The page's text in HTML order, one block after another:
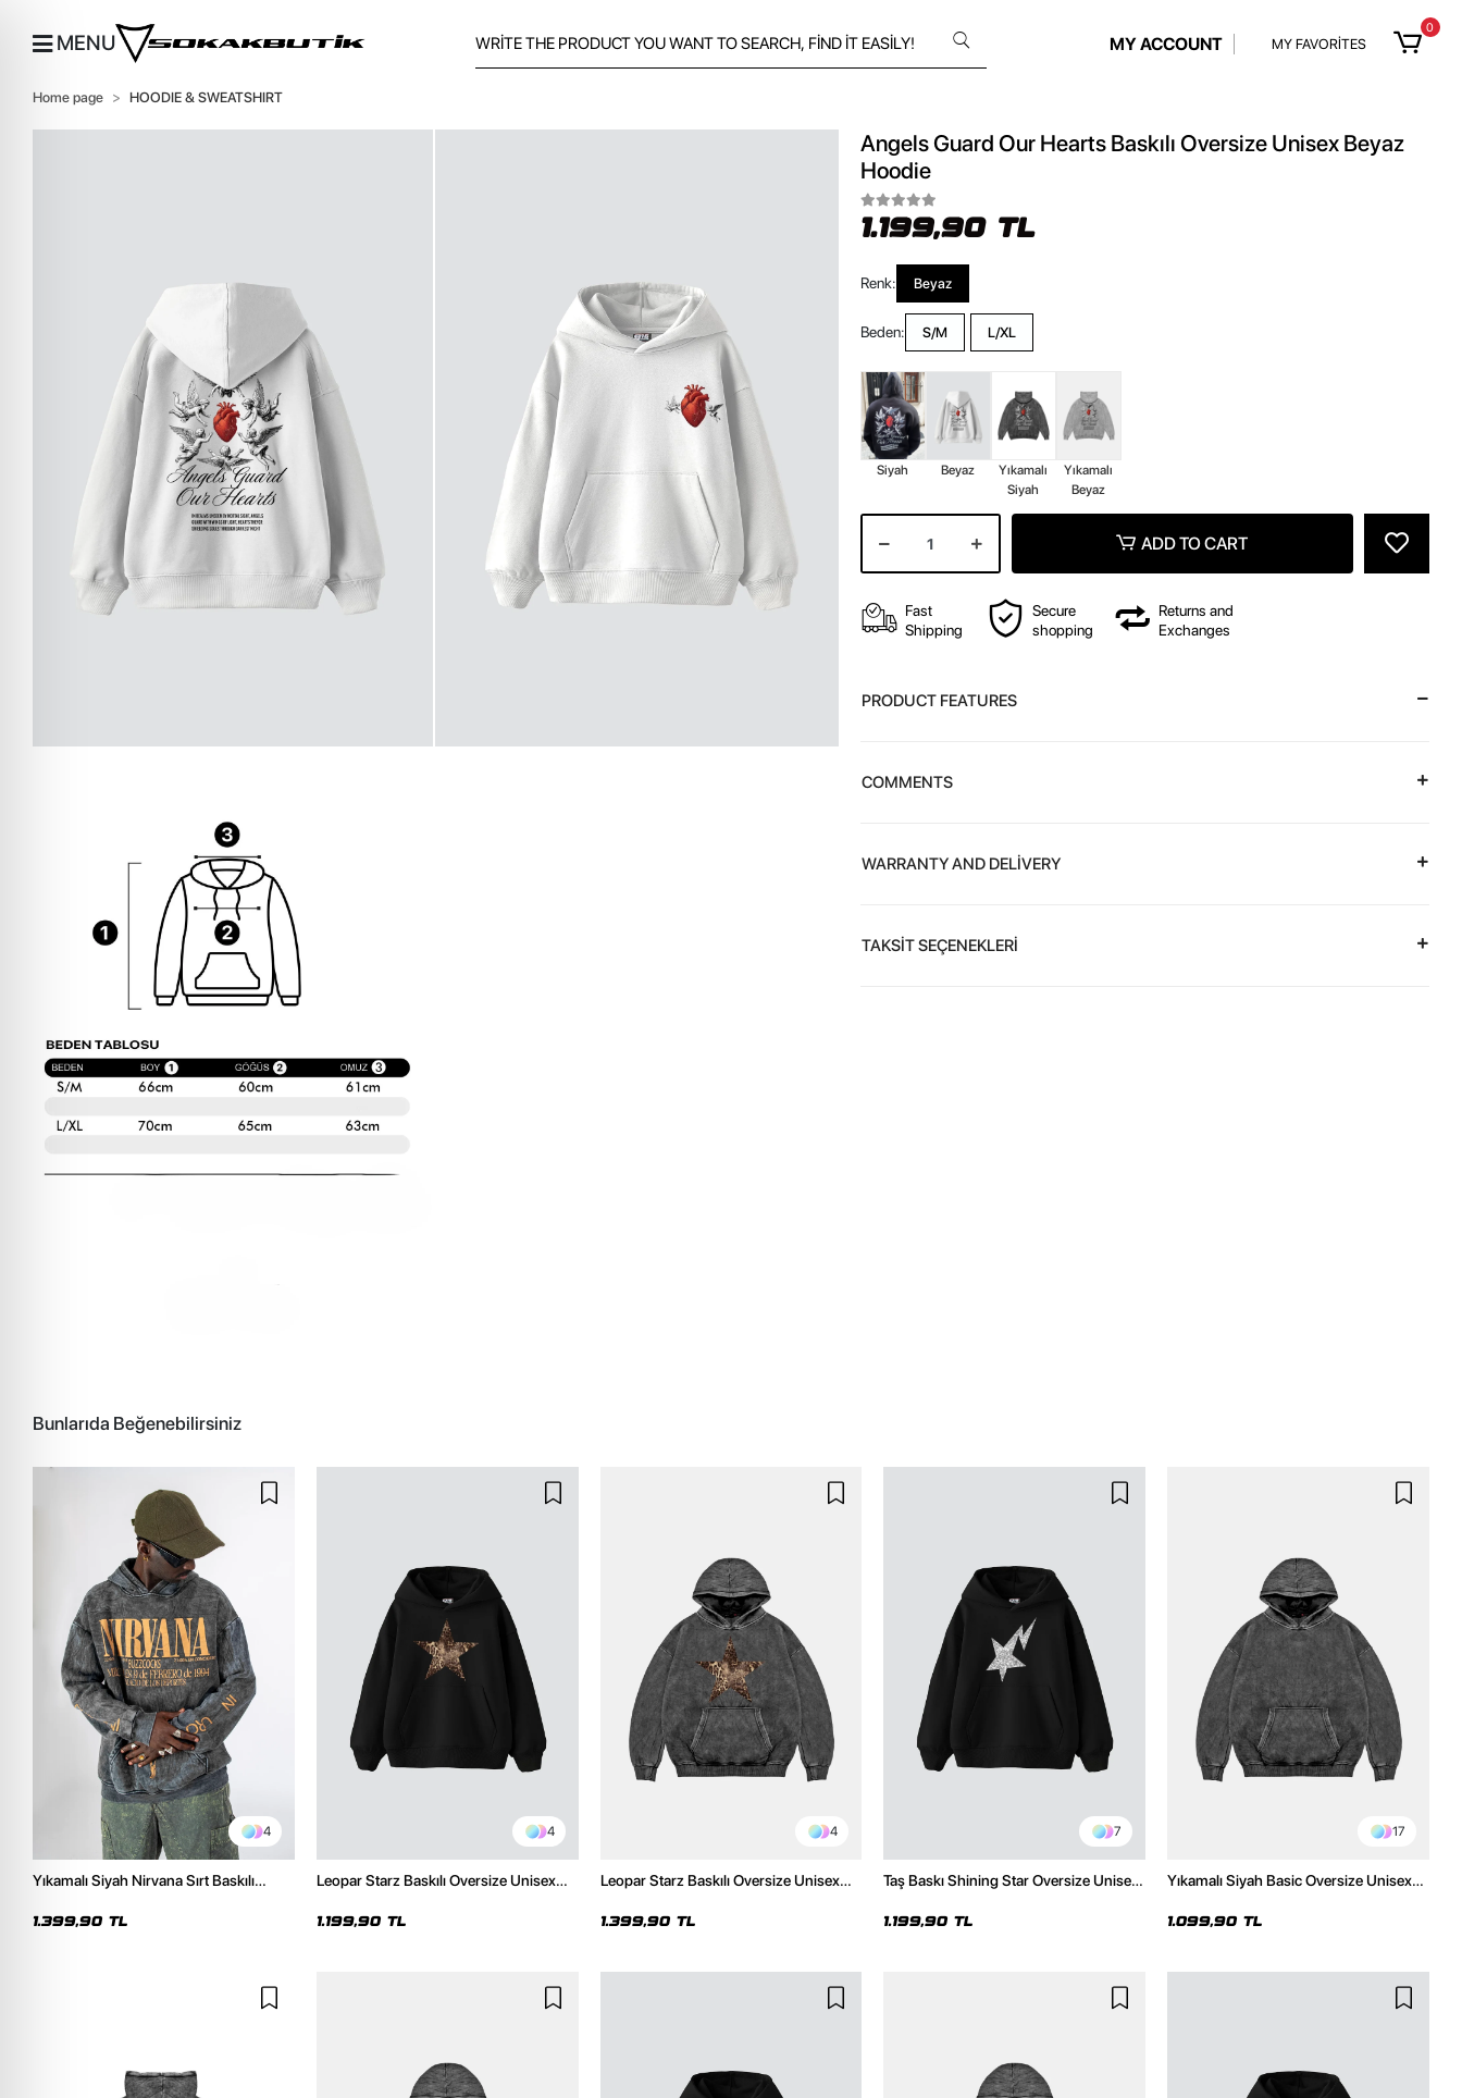
MENU MY ACCOUNT MY FAVORİTES
0
Home page HOODIE & SWEATSHIRT
Angels Guard Our Hearts Baskılı Oversize Unisex Beyaz
Hoodie
1.199,90 TL
Renk: Beyaz
Beden: S/M L/XL
Siyah Beyaz
Yıkamalı
Siyah
Yıkamalı
Beyaz
ADD TO CART
Fast
Shipping
Secure
shopping
Returns and
Exchanges
PRODUCT FEATURES
COMMENTS
WARRANTY AND DELİVERY
TAKSİT SEÇENEKLERİ
Bunlarıda Beğenebilirsiniz
4
Yıkamalı Siyah Nirvana Sırt Baskılı
1.399,90 TL
4
Leopar Starz Baskılı Oversize Unisex
1.199,90 TL
4
Leopar Starz Baskılı Oversize Unisex
1.399,90 TL
7
Taş Baskı Shining Star Oversize Unisex
1.199,90 TL
17
Yıkamalı Siyah Basic Oversize Unisex
1.099,90 TL